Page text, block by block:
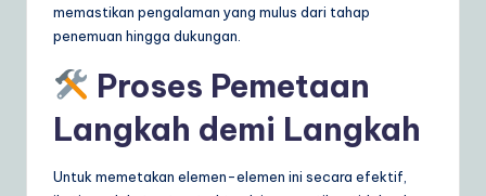
memastikan pengalaman yang mulus dari tahap
penemuan hingga dukungan.
Proses Pemetaan
Langkah demi Langkah
Untuk memetakan elemen-elemen ini secara efektif,